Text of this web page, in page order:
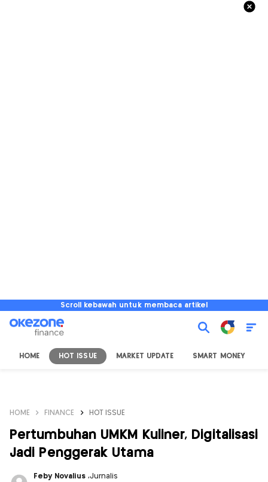
Scroll kebawah untuk membaca artikel
HOME HOT ISSUE MARKET UPDATE SMART MONEY
HOME FINANCE HOT ISSUE
Pertumbuhan UMKM Kuliner, Digitalisasi
Jadi Penggerak Utama
Feby Novalius ,Jurnalis